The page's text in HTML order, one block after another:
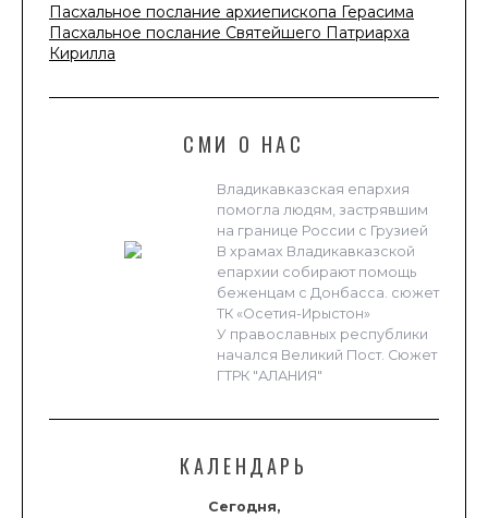
Пасхальное послание архиепископа Герасима
Пасхальное послание Святейшего Патриарха
Кирилла
СМИ О НАС
Владикавказская епархия
помогла людям, застрявшим
на границе России с Грузией
В храмах Владикавказской
епархии собирают помощь
беженцам с Донбасса. сюжет
ТК «Осетия-Ирыстон»
У православных республики
начался Великий Пост. Сюжет
ГТРК "АЛАНИЯ"
КАЛЕНДАРЬ
Сегодня,